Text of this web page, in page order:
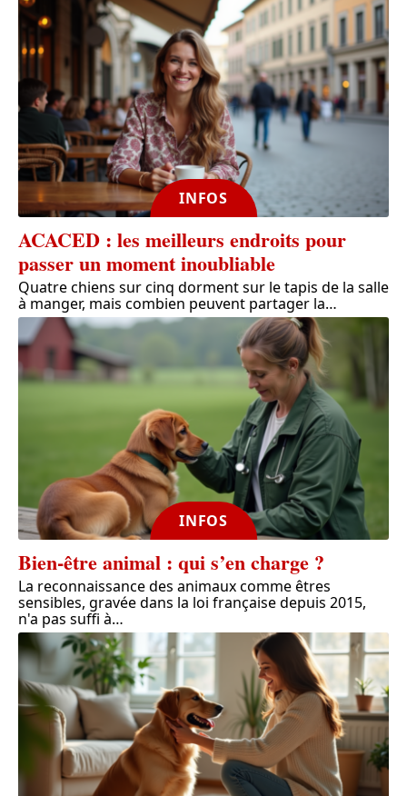
INFOS
ACACED : les meilleurs endroits pour
passer un moment inoubliable
Quatre chiens sur cinq dorment sur le tapis de la salle
à manger, mais combien peuvent partager la…
INFOS
Bien-être animal : qui s’en charge ?
La reconnaissance des animaux comme êtres
sensibles, gravée dans la loi française depuis 2015,
n'a pas suffi à…